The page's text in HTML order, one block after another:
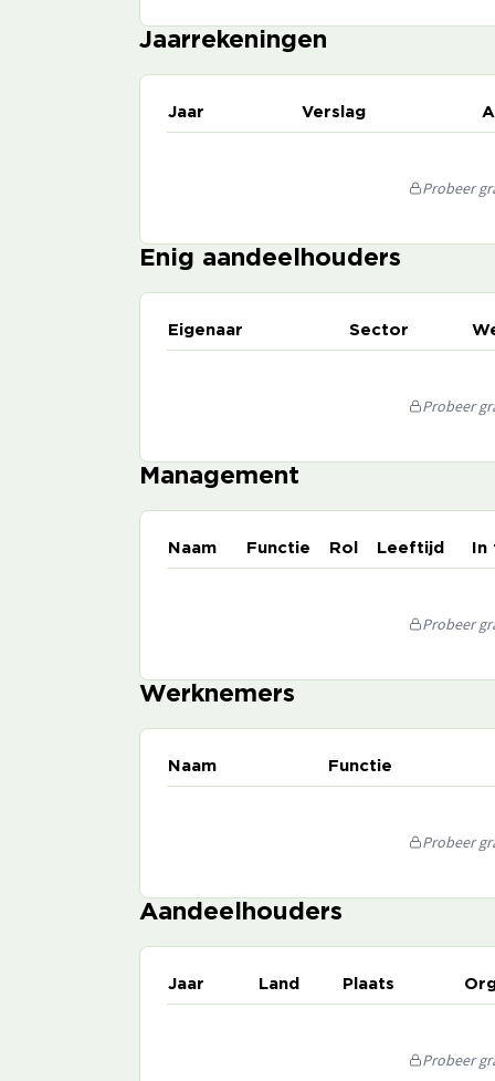
Jaarrekeningen
Jaar Verslag
Probeer
Enig aandeelhouders
Eigenaar Sector
Probeer
Management
Naam Functie Rol Leeftijd
Probeer
Werknemers
Naam Functie
Probeer
Aandeelhouders
Jaar Land Plaats
Probeer